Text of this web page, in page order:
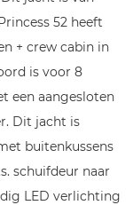
52 heeft
+ crew cabin in
is voor 8
een aangesloten
Dit jacht is
buitenkussens
schuifdeur naar
LED verlichting